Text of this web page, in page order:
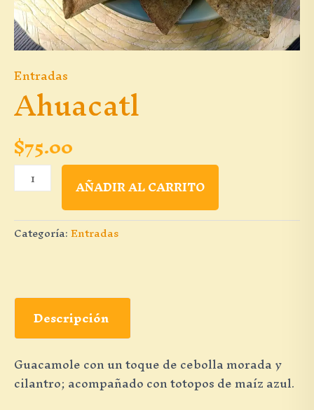
Entradas
Ahuacatl
$75.00
Ahuacatl
cantidad AÑADIR AL CARRITO
Categoría:Entradas
Descripción
Guacamole con un toque de cebolla moraday
cilantro; acompañado con totopos de maíz azul.